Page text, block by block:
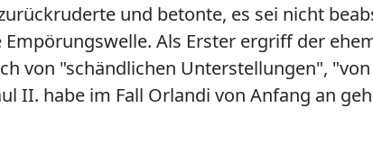
und betonte, es sei nicht
Als Erster ergriff der
von "schändlichen Unterstellungen",
II. habe im Fall Orlandi von Anfang an